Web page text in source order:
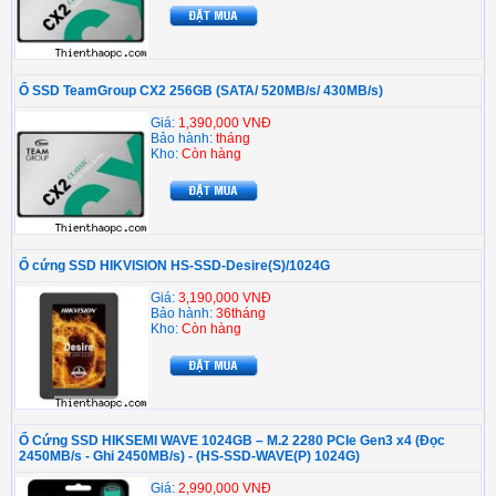
Ổ SSD TeamGroup CX2 256GB (SATA/ 520MB/s/ 430MB/s)
Giá: 1,390,000 VNĐ
Bảo hành: tháng
Kho: Còn hàng
Ổ cứng SSD HIKVISION HS-SSD-Desire(S)/1024G
Giá: 3,190,000 VNĐ
Bảo hành: 36tháng
Kho: Còn hàng
Ổ Cứng SSD HIKSEMI WAVE 1024GB – M.2 2280 PCIe Gen3 x4 (Đọc
2450MB/s - Ghi 2450MB/s) - (HS-SSD-WAVE(P) 1024G)
Giá: 2,990,000 VNĐ